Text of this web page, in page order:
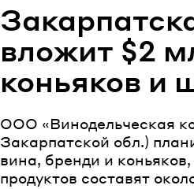
вложит $2
коньяков и
ООО «Винодельческая
Закарпатской обл.)
вина, бренди и
продуктов составят